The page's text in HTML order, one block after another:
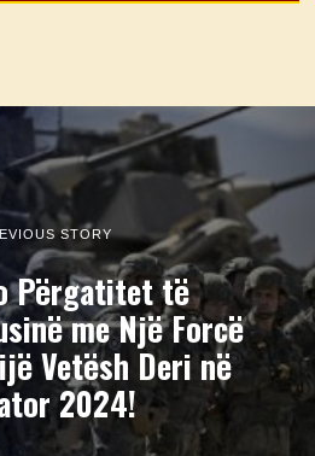
STORY
Përgatitet të
me Një Forcë
Vetësh Deri në
2024!